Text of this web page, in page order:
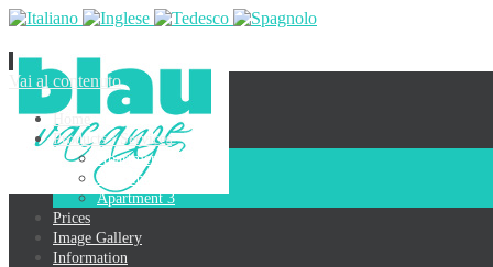
Vai al contenuto
Home
Products / Services
Apartment 1
Apartment 2
Apartment 3
Prices
Image Gallery
Information